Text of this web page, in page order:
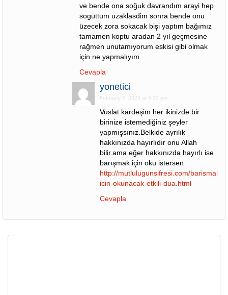
ve bende ona soğuk davrandım arayi hep
soguttum uzaklasdim sonra bende onu
üzecek zora sokacak bişi yaptım bağımız
tamamen koptu aradan 2 yıl geçmesine
rağmen unutamıyorum eskisi gibi olmak
için ne yapmalıyım
Cevapla
yonetici
February 7, 2023 at 6:35 pm
Vuslat kardeşim her ikinizde bir
birinize istemediğiniz şeyler
yapmışsınız.Belkide ayrılık
hakkınızda hayırlıdır onu Allah
bilir.ama eğer hakkınızda hayırlı ise
barışmak için oku istersen
http://mutlulugunsifresi.com/barismak-
icin-okunacak-etkili-dua.html
Cevapla